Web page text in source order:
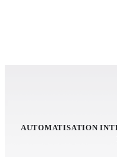
AUTOMATISATION